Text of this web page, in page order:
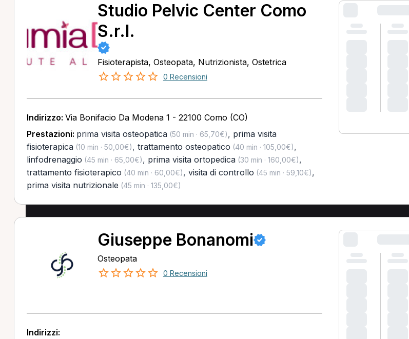
Studio Pelvic Center Como
S.r.l.
Fisioterapista, Osteopata, Nutrizionista, Ostetrica
0 Recensioni
Indirizzo: Via Bonifacio Da Modena 1 - 22100 Como (CO)
Prestazioni: prima visita osteopatica(50 min · 65,70€), prima visita
fisioterapica(10 min · 50,00€), trattamento osteopatico (40 min · 105,00€),
linfodrenaggio (45 min · 65,00€), prima visita ortopedica(30 min · 160,00€),
trattamento fisioterapico (40 min · 60,00€), visita di controllo (45 min · 59,10€),
prima visita nutrizionale (45 min · 135,00€)
Giuseppe Bonanomi
Osteopata
0 Recensioni
Indirizzi: